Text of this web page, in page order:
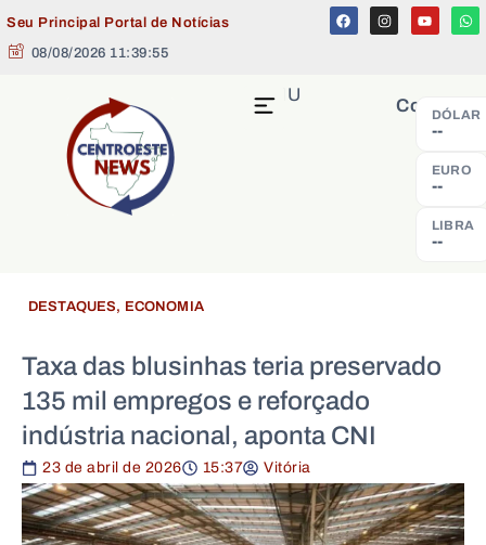
Seu Principal Portal de Notícias
08/08/2026 11:39:55
Cotação
DÓLAR
--
EURO
--
LIBRA
--
MENU
DESTAQUES, ECONOMIA
Taxa das blusinhas teria preservado
135 mil empregos e reforçado
indústria nacional, aponta CNI
23 de abril de 2026 15:37 Vitória